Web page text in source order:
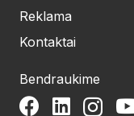
Reklama
Kontaktai
Bendraukime